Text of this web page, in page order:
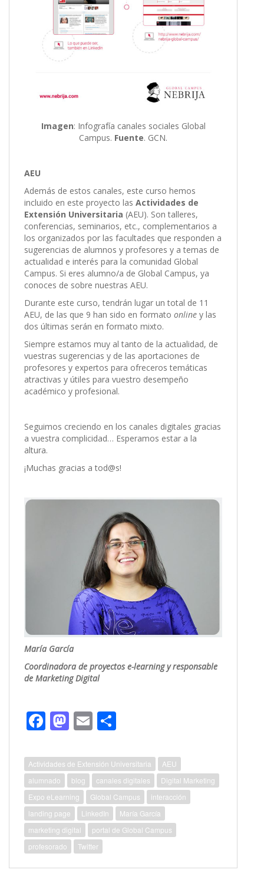
Imagen: Infografía canales sociales Global
Campus. Fuente. GCN.
AEU
Además de estos canales, este curso hemos
incluido en este proyecto las Actividades de
Extensión Universitaria (AEU). Son talleres,
conferencias, seminarios, etc., complementarios a
los organizados por las facultades que responden a
sugerencias de alumnos y profesores y a temas de
actualidad e interés para la comunidad Global
Campus. Si eres alumno/a de Global Campus, ya
conoces de sobre nuestras AEU.
Durante este curso, tendrán lugar un total de 11
AEU, de las que 9 han sido en formato online y las
dos últimas serán en formato mixto.
Siempre estamos muy al tanto de la actualidad, de
vuestras sugerencias y de las aportaciones de
profesores y expertos para ofreceros temáticas
atractivas y útiles para vuestro desempeño
académico y profesional.
Seguimos creciendo en los canales digitales gracias
a vuestra complicidad… Esperamos estar a la
altura.
¡Muchas gracias a tod@s!
María García
Coordinadora de proyectos e-learning y responsable
de Marketing Digital
F
e
b
o
o
k
M
to
d
o
n
E
ai
l
m
p
ar
ti
r
Actividades de Extensión Universitaria
AEU
alumnado
blog canales digitales
Digital Marketing
Expo eLearning
Global Campus
interacción
landing page
LinkedIn
María García
marketing digital
portal de Global Campus
profesorado
Twitter